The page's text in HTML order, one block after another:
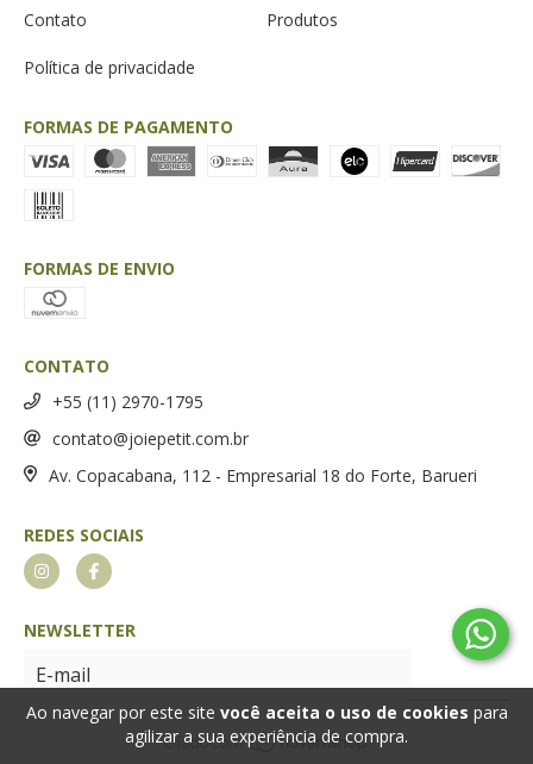
Ao navegar por este site você aceita o uso de cookies para
agilizar a sua experiência de compra.
Contato Produtos
Política de privacidade
FORMAS DE PAGAMENTO
FORMAS DE ENVIO
CONTATO
+55 (11) 2970-1795
contato@joiepetit.com.br
Av. Copacabana, 112 - Empresarial 18 do Forte, Barueri
REDES SOCIAIS
NEWSLETTER